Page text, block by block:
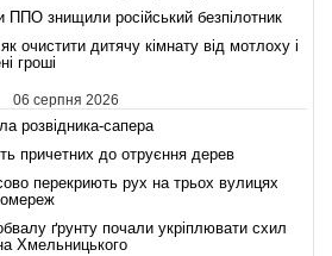
ППО знищили російський безпілотник
очистити дитячу кімнату від мотлоху і
гроші
06 серпня 2026
розвідника-сапера
причетних до отруєння дерев
перекриють рух на трьох вулицях
ґрунту почали укріплювати схил
Хмельницького